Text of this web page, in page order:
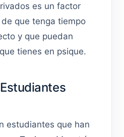
es un factor
que tenga tiempo
y que puedan
tienes en psique.
estudiantes que han